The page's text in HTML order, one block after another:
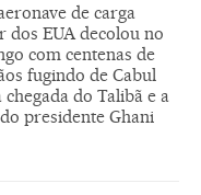
de carga
dos EUA decolou no
com centenas de
fugindo de Cabul
chegada do Talibã e a
presidente Ghani